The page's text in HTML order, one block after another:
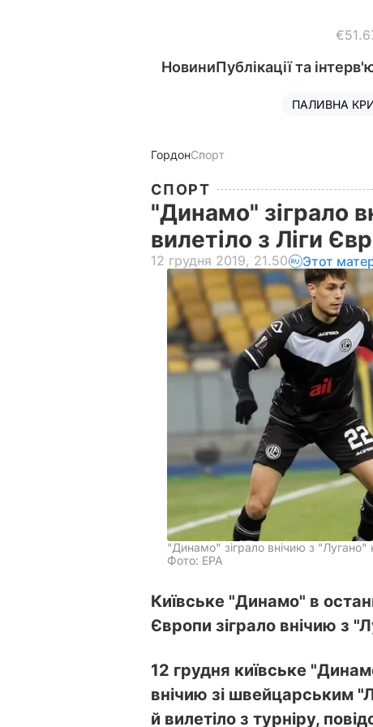
НовиниПублікації та
ПАЛИВНА
ГордонСпорт
СПОРТ
"Динамо" зіграло
вилетіло з Ліги
12 грудня 2019, 21.50 Этот
"Динамо" зіграло внічию з
Фото: EPA
Київське "Динамо" в
Європи зіграло внічию з
12 грудня київське
внічию зі швейцарським
й вилетіло з турніру,